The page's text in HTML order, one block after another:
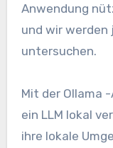
Anwendung
und wir werden
untersuchen.
Mit der Ollama
ein LLM lokal
ihre lokale